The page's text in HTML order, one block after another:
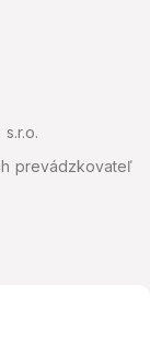
prevádzkovateľ